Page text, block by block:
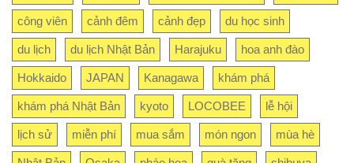
công viên cảnh đêm cảnh đẹp du học sinh
du lịch du lịch Nhật Bản Harajuku hoa anh đào
Hokkaido JAPAN Kanagawa khám phá
khám phá Nhật Bản kyoto LOCOBEE lễ hội
lịch sử miễn phí mua sắm món ngon mùa hè